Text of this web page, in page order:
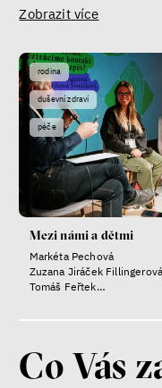
Zobrazit více
rodina
duševní zdraví
péče
Mezi námi a dětmi
Markéta Pechová
Zuzana Jiráček Fillingerová
Tomáš Feřtek
Co Vás